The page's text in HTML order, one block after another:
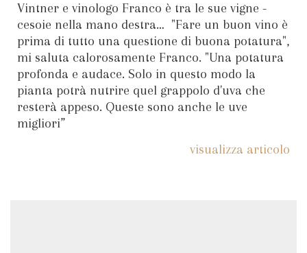
Vintner e vinologo Franco è tra le sue vigne -
cesoie nella mano destra… "Fare un buon vino è
prima di tutto una questione di buona potatura",
mi saluta calorosamente Franco. "Una potatura
profonda e audace. Solo in questo modo la
pianta potrà nutrire quel grappolo d'uva che
resterà appeso. Queste sono anche le uve
migliori”
visualizza articolo